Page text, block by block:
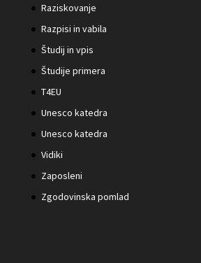
Raziskovanje
Razpisi in vabila
Študij in vpis
Študije primera
T4EU
Unesco katedra
Unesco katedra
Vidiki
Zaposleni
Zgodovinska pomlad